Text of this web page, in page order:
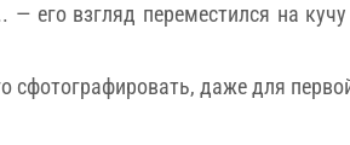
его взгляд переместился на
сфотографировать, даже для